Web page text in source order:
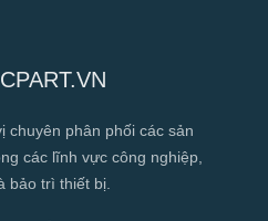
chuyên phân phối các sản
các lĩnh vực công nghiệp,
bảo trì thiết bị.